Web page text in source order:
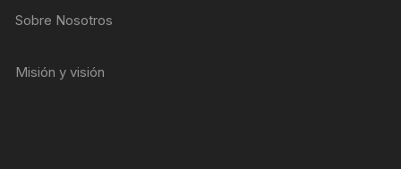
Sobre Nosotros
Misión y visión